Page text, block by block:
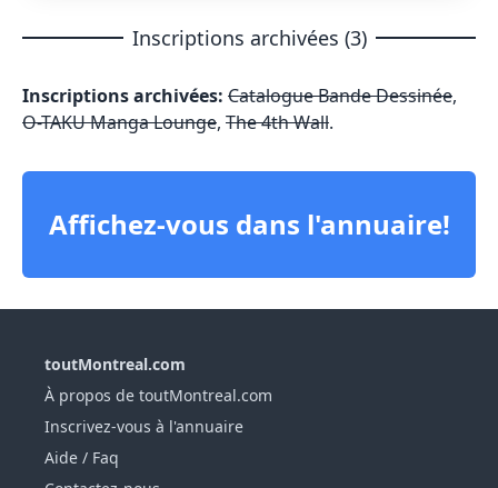
Inscriptions archivées (3)
Inscriptions archivées: Catalogue Bande Dessinée,
O-TAKU Manga Lounge, The 4th Wall.
Affichez-vous dans l'annuaire!
toutMontreal.com
À propos de toutMontreal.com
Inscrivez-vous à l'annuaire
Aide / Faq